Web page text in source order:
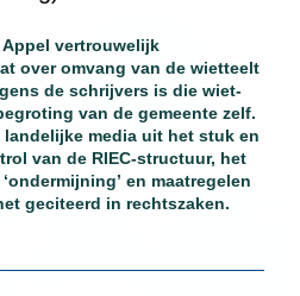
vertrouwelijk
over omvang van de wietteelt
de schrijvers is die wiet-
van de gemeente zelf.
landelijke media uit het stuk en
van de RIEC-structuur, het
en maatregelen
geciteerd in rechtszaken.